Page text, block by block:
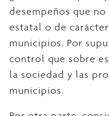
desempeños que
estatal o de
municipios. Por
control que sobre
la sociedad y las
municipios.